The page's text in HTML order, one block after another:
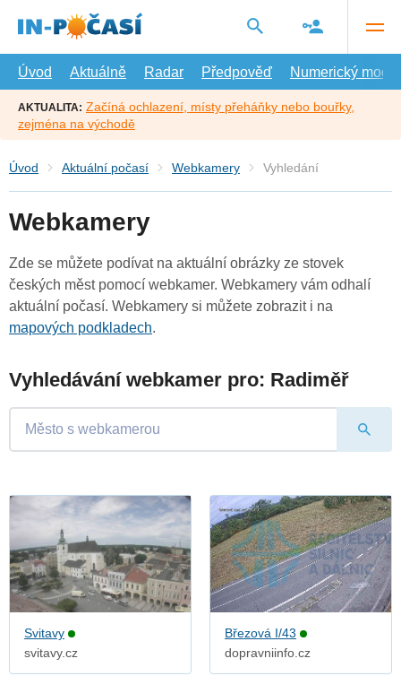
hlavní
Úvod
Aktuálně Radar Předpověď Numerický model
AKTUALITA: Začíná ochlazení, místy přeháňky nebo bouřky,
zejména na východě
Úvod Aktuální počasí Webkamery Vyhledání
Webkamery
Zde se můžete podívat na aktuální obrázky ze stovek
českých měst pomocí webkamer. Webkamery vám odhalí
aktuální počasí. Webkamery si můžete zobrazit i na
mapových podkladech.
Vyhledávání webkamer pro: Radiměř
Svitavy
svitavy.cz
Březová I/43
dopravniinfo.cz